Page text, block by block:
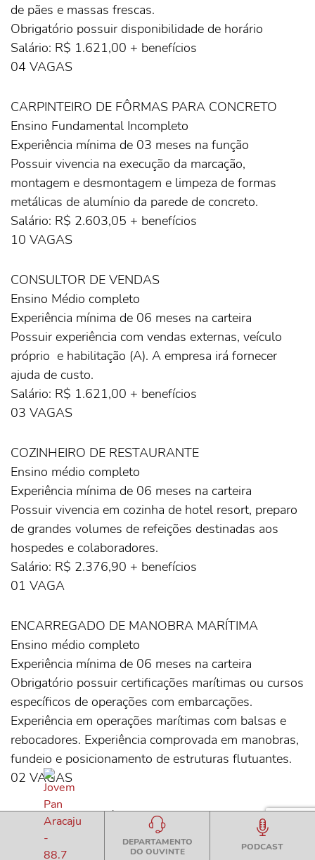
de pães e massas frescas.
Obrigatório possuir disponibilidade de horário
Salário: R$ 1.621,00 + benefícios
04 VAGAS
CARPINTEIRO DE FÔRMAS PARA CONCRETO
Ensino Fundamental Incompleto
Experiência mínima de 03 meses na função
Possuir vivencia na execução da marcação,
montagem e desmontagem e limpeza de formas
metálicas de alumínio da parede de concreto.
Salário: R$ 2.603,05 + benefícios
10 VAGAS
CONSULTOR DE VENDAS
Ensino Médio completo
Experiência mínima de 06 meses na carteira
Possuir experiência com vendas externas, veículo
próprio e habilitação (A). A empresa irá fornecer
ajuda de custo.
Salário: R$ 1.621,00 + benefícios
03 VAGAS
COZINHEIRO DE RESTAURANTE
Ensino médio completo
Experiência mínima de 06 meses na carteira
Possuir vivencia em cozinha de hotel resort, preparo
de grandes volumes de refeições destinadas aos
hospedes e colaboradores.
Salário: R$ 2.376,90 + benefícios
01 VAGA
ENCARREGADO DE MANOBRA MARÍTIMA
Ensino médio completo
Experiência mínima de 06 meses na carteira
Obrigatório possuir certificações marítimas ou cursos
específicos de operações com embarcações.
Experiência em operações marítimas com balsas e
rebocadores. Experiência comprovada em manobras,
fundeio e posicionamento de estruturas flutuantes.
02 VAGAS
ENGENHEIRO ELÉTRICO
Superior completo em Engenharia Elétrica
Experiência mínima de 06 meses na função
DEPARTAMENTO
DO OUVINTE
PODCAST